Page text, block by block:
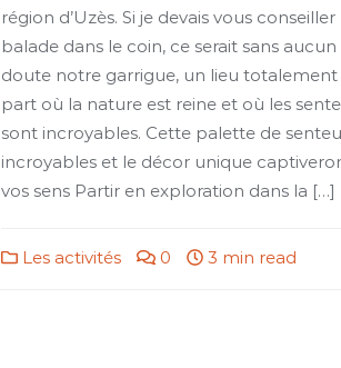
région d’Uzès. Si je devais vous
balade dans le coin, ce serait sans aucun
doute notre garrigue, un lieu totalement
part où la nature est reine et où les
sont incroyables. Cette palette de
incroyables et le décor unique
vos sens Partir en exploration dans la […]
Les activités 0 3 min read
Petit tour dans la